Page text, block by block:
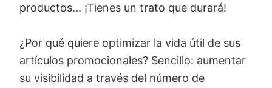
productos... ¡Tienes un trato que durará!
¿Por qué quiere optimizar la vida útil de sus
artículos promocionales? Sencillo: aumentar
su visibilidad a través del número de